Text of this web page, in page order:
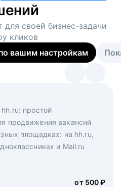
для своей бизнес-задачи
кликов
вашим настройкам
простой
продвижения вакансий
площадках: на hh.ru,
и Mail.ru
от 500 ₽
на главной странице
откликов
Решите, сколько
и за дело возьмутся
и проектные менеджеры
инструментов